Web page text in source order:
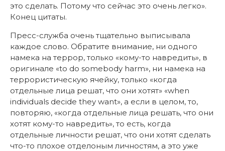
это сделать. Потому что сейчас это очень легко».
Конец цитаты.
Пресс-служба очень тщательно выписывала
каждое слово. Обратите внимание, ни одного
намека на террор, только «кому-то навредить», в
оригинале «to do somebody harm», ни намека на
террористическую ячейку, только «когда
отдельные лица решат, что они хотят» «when
individuals decide they want», а если в целом, то,
повторяю, «когда отдельные лица решать, что они
хотят кому-то навредить», то есть, когда
отдельные личности решат, что они хотят сделать
что-то плохое отделоным личностям, а это уже